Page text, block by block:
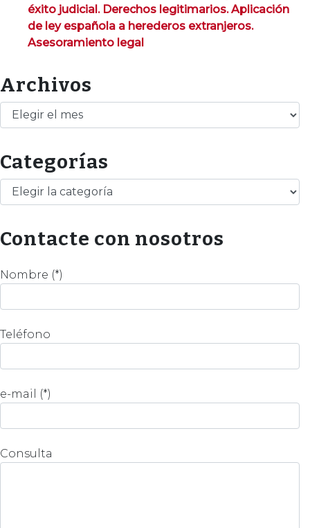
éxito judicial. Derechos legitimarios. Aplicación
de ley española a herederos extranjeros.
Asesoramiento legal
Archivos
Archivos
Categorías
Categorías
Contacte con nosotros
Nombre (*)
Teléfono
e-mail (*)
Consulta